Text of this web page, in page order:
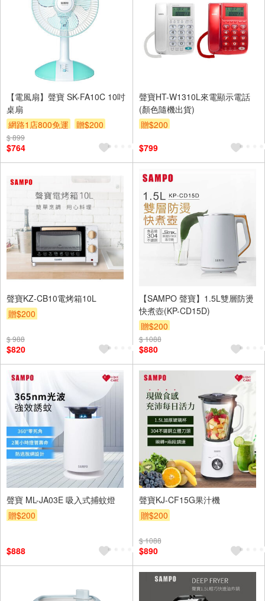
【電風扇】聲寶 SK-FA10C 10吋
桌扇
網路1店800免運
贈$200
$ 899
$764
聲寶HT-W1310L來電顯示電話
(顏色隨機出貨)
贈$200
$799
聲寶KZ-CB10電烤箱10L
贈$200
$ 988
$820
【SAMPO 聲寶】1.5L雙層防燙
快煮壺(KP-CD15D)
贈$200
$ 1088
$880
聲寶 ML-JA03E 吸入式捕蚊燈
贈$200
$888
聲寶KJ-CF15G果汁機
贈$200
$ 1088
$890